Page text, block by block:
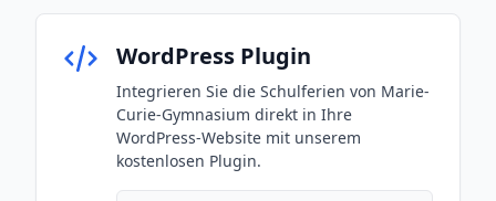
WordPress Plugin
Integrieren Sie die Schulferien von Marie-
Curie-Gymnasium direkt in Ihre
WordPress-Website mit unserem
kostenlosen Plugin.